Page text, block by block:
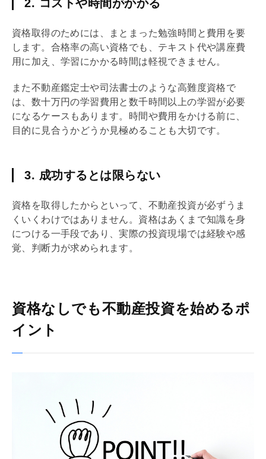
2. コストや時間がかかる
資格取得のためには、まとまった勉強時間と費用を要
します。合格率の高い資格でも、テキスト代や講座費
用に加え、学習にかかる時間は軽視できません。
また不動産鑑定士や司法書士のような高難度資格で
は、数十万円の学習費用と数千時間以上の学習が必要
になるケースもあります。時間や費用をかける前に、
目的に見合うかどうか見極めることも大切です。
3. 成功するとは限らない
資格を取得したからといって、不動産投資が必ずうま
くいくわけではありません。資格はあくまで知識を身
につける一手段であり、実際の投資現場では経験や感
覚、判断力が求められます。
資格なしでも不動産投資を始めるポ
イント